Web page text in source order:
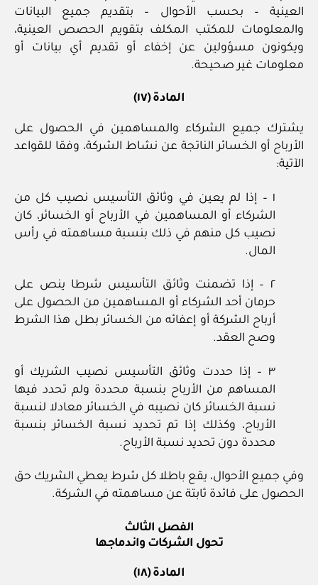
العينية – بحسب الأحوال – بتقديم جميع البيانات
والمعلومات للمكتب المكلف بتقويم الحصص العينية،
ويكونون مسؤولين عن إخفاء أو تقديم أي بيانات أو
معلومات غير صحيحة.
المادة (١٧)
يشترك جميع الشركاء والمساهمين في الحصول على
الأرباح أو الخسائر الناتجة عن نشاط الشركة، وفقا للقواعد
الآتية:
١ – إذا لم يعين في وثائق التأسيس نصيب كل من
الشركاء أو المساهمين في الأرباح أو الخسائر، كان
نصيب كل منهم في ذلك بنسبة مساهمته في رأس
المال.
٢ – إذا تضمنت وثائق التأسيس شرطا ينص على
حرمان أحد الشركاء أو المساهمين من الحصول على
أرباح الشركة أو إعفائه من الخسائر بطل هذا الشرط
وصح العقد.
٣ – إذا حددت وثائق التأسيس نصيب الشريك أو
المساهم من الأرباح بنسبة محددة ولم تحدد فيها
نسبة الخسائر كان نصيبه في الخسائر معادلا لنسبة
الأرباح، وكذلك إذا تم تحديد نسبة الخسائر بنسبة
محددة دون تحديد نسبة الأرباح.
وفي جميع الأحوال، يقع باطلا كل شرط يعطي الشريك حق
الحصول على فائدة ثابتة عن مساهمته في الشركة.
الفصل الثالث
تحول الشركات واندماجها
المادة (١٨)